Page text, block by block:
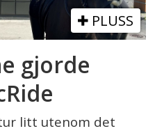
PLUSS
gjorde
litt utenom det